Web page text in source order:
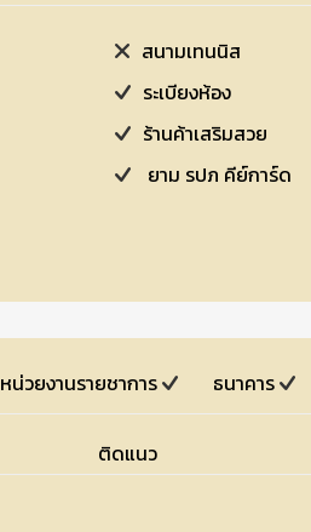
สนามเทนนิส
ระเบียงห้อง
ร้านค้าเสริมสวย
ยาม รปภ คีย์การ์ด
หน่วยงานรายชาการ ธนาคาร
ติดแนว